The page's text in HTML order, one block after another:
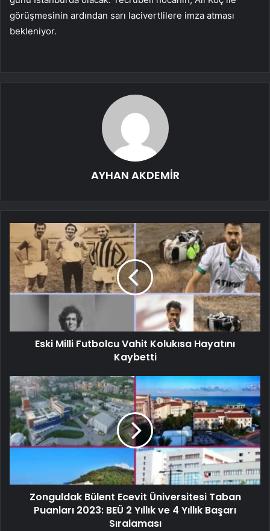
görüşmesinin ardından sarı lacivertlilere imza atması
bekleniyor.
AYHAN AKDEMİR
Eski Milli Futbolcu Vahit Kolukısa Hayatını
Kaybetti
Zonguldak Bülent Ecevit Üniversitesi Taban
Puanları 2023: BEÜ 2 Yıllık ve 4 Yıllık Başarı
Sıralaması